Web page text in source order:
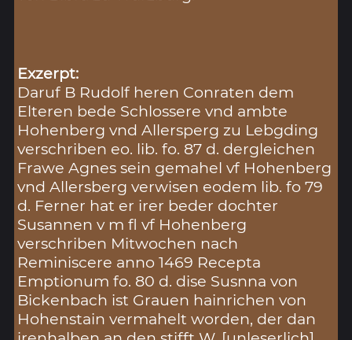
Exzerpt:
Daruf B Rudolf heren Conraten dem
Elteren bede Schlossere vnd ambte
Hohenberg vnd Allersperg zu Lebgding
verschriben eo. lib. fo. 87 d. dergleichen
Frawe Agnes sein gemahel vf Hohenberg
vnd Allersberg verwisen eodem lib. fo 79
d. Ferner hat er irer beder dochter
Susannen v m fl vf Hohenberg
verschriben Mitwochen nach
Reminiscere anno 1469 Recepta
Emptionum fo. 80 d. dise Susnna von
Bickenbach ist Grauen hainrichen von
Hohenstain vermahelt worden, der dan